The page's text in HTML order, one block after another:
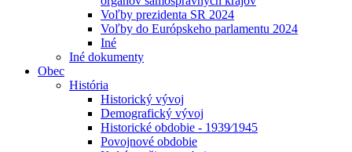
Voľby prezidenta SR 2024
Voľby do Európskeho parlamentu 2024
Iné
Iné dokumenty
Obec
História
Historický vývoj
Demografický vývoj
Historické obdobie - 1939⁄1945
Povojnové obdobie